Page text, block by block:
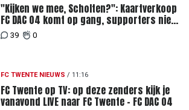
"Kijken we mee, Scholten?": Kaartverkoop
FC DAC 04 komt op gang, supporters niet
blij met ticketprijzen
39 0
FC TWENTE NIEUWS / 11:16
FC Twente op TV: op deze zenders kijk je
vanavond LIVE naar FC Twente - FC DAC 04